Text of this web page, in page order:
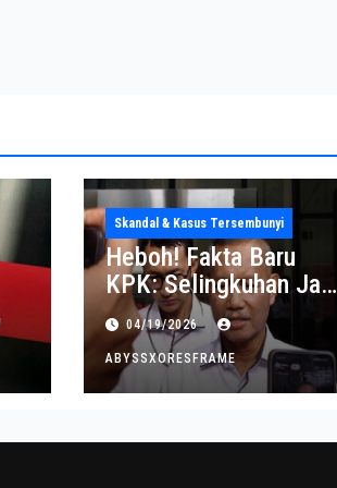
Skandal & Kasus Tersembunyi
Heboh! Fakta Baru
KPK: Selingkuhan Jadi
Tujuan Utama Uang
Korupsi
04/19/2026
ABYSSXORESFRAME